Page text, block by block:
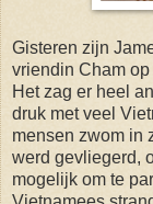
Gisteren zijn
vriendin Cham
Het zag er heel
druk met veel
mensen zwom in
werd gevliegerd,
mogelijk om te